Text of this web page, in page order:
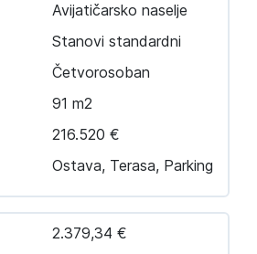
Avijatičarsko naselje
Stanovi standardni
Četvorosoban
91 m2
216.520 €
Ostava, Terasa, Parking
2.379,34 €